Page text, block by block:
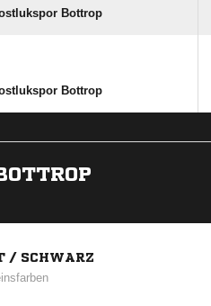
Bottrop
Bottrop
/ SCHWARZ